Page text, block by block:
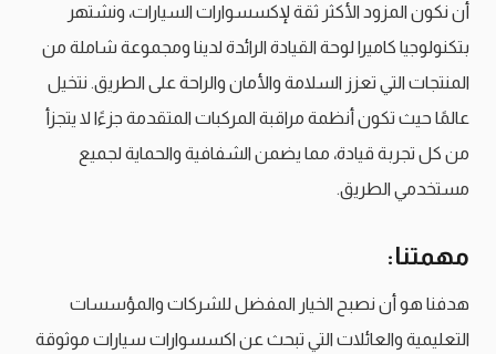
أن نكون المزود الأكثر ثقة لإكسسوارات السيارات، ونشتهر
بتكنولوجيا كاميرا لوحة القيادة الرائدة لدينا ومجموعة شاملة من
المنتجات التي تعزز السلامة والأمان والراحة على الطريق. نتخيل
عالمًا حيث تكون أنظمة مراقبة المركبات المتقدمة جزءًا لا يتجزأ
من كل تجربة قيادة، مما يضمن الشفافية والحماية لجميع
مستخدمي الطريق.
مهمتنا:
هدفنا هو أن نصبح الخيار المفضل للشركات والمؤسسات
التعليمية والعائلات التي تبحث عن اكسسوارات سيارات موثوقة